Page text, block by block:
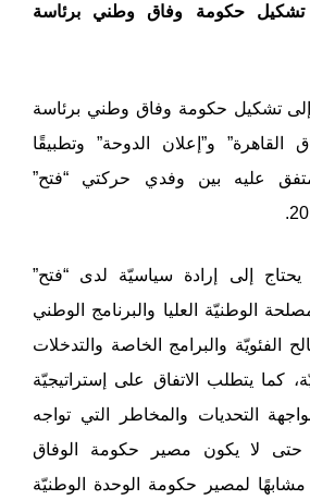
تشكيل حكومة وفاق وطني برئاسة
إلى تشكيل حكومة وفاق وطني برئاسة
القاهرة” و”إعلان الدوحة” وتطبيقًا
عليه بين وفدي حركتي “فتح”
يحتاج إلى إرادة سياسيّة لدى “فتح”
الوطنيّة العليا والبرنامج الوطني
الفئويّة والبرامج الخاصة والتدخلات
كما يتطلب الاتفاق على إستراتيجيّة
التحديات والمخاطر التي تواجه
حتى لا يكون مصير حكومة الوفاق
لمصير حكومة الوحدة الوطنيّة